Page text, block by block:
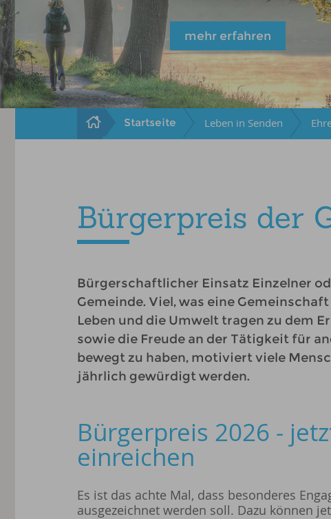
mehr erfahren
Startseite Leben in Senden
Bürgerpreis der
Bürgerschaftlicher Einsatz Einzelner
Gemeinde. Viel, was eine
Leben und die Umwelt tragen zu dem
sowie die Freude an der Tätigkeit für
bewegt zu haben, motiviert viele
jährlich gewürdigt werden.
Bürgerpreis 2026 -
einreichen
Es ist das achte Mal, dass besonderes
ausgezeichnet werden soll. Dazu können